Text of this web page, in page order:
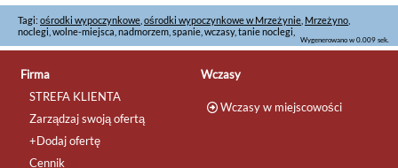
Tagi: ośrodki wypoczynkowe ośrodki wypoczynkowe w Mrzeżynie Mrzeżyno
noclegi, wolne-miejsca, nadmorzem, spanie, wczasy, tanie noclegi,
Wygenerowano w 0.009 sek.
Firma
STREFA KLIENTA
Zarządzaj swoją ofertą
+Dodaj ofertę
Cennik
Wczasy
Wczasy w miejscowości